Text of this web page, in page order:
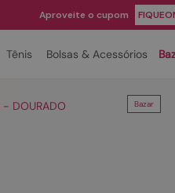
Aproveite o cupom
Tênis Bolsas & Acessórios
DOURADO Bazar